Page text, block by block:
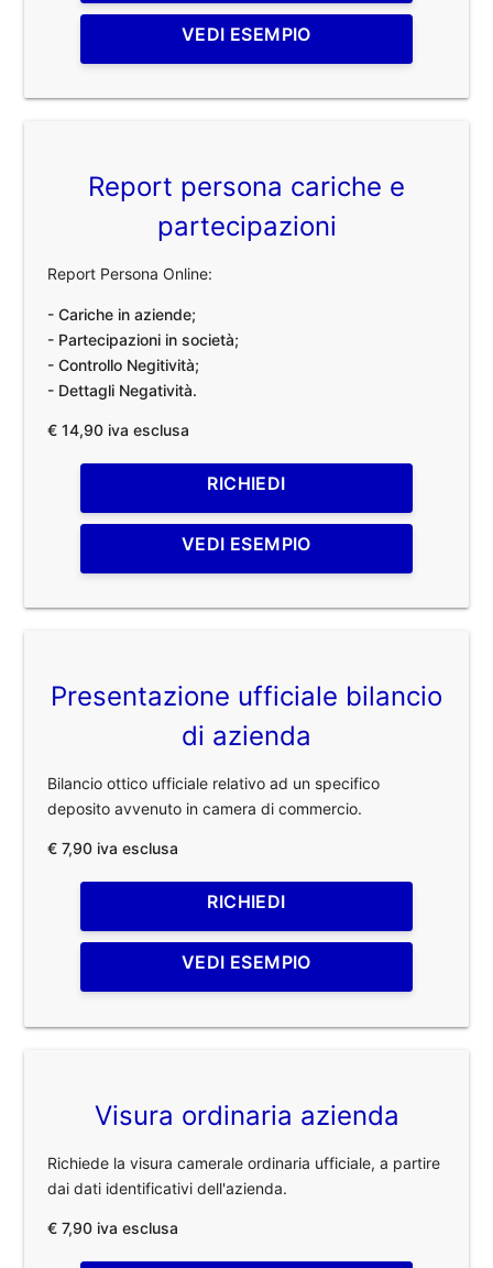
VEDI ESEMPIO
Report persona cariche e
partecipazioni
Report Persona Online:
- Cariche in aziende;
- Partecipazioni in società;
- Controllo Negitività;
- Dettagli Negatività.
€ 14,90 iva esclusa
RICHIEDI
VEDI ESEMPIO
Presentazione ufficiale bilancio
di azienda
Bilancio ottico ufficiale relativo ad un specifico
deposito avvenuto in camera di commercio.
€ 7,90 iva esclusa
RICHIEDI
VEDI ESEMPIO
Visura ordinaria azienda
Richiede la visura camerale ordinaria ufficiale, a partire
dai dati identificativi dell'azienda.
€ 7,90 iva esclusa